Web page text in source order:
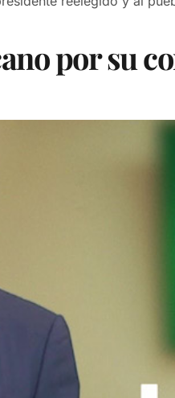
por su